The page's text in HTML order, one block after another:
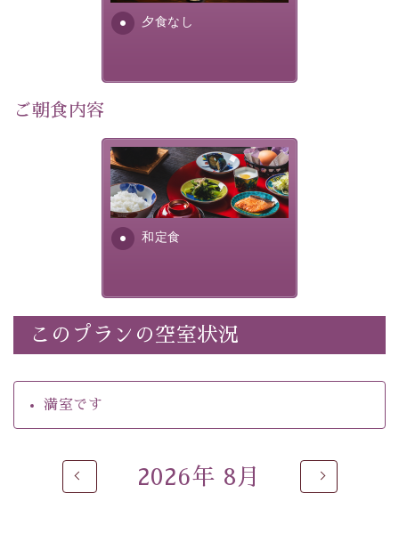
滞在いただけるよう
30項目以上からなる独自の衛生・消毒プログラムの基、
徹底した衛生管理を行っております。
-------------------------------------------------
・宿泊料金5%OFF
・諏訪大社4社を巡る無料参拝バス（事前予約制）
・館内着をご用意
・就寝用パジャマをご用意
・館内フリーWi-Fi
・駐車場完備
・チェックイン15時、チェックアウト10時
【お食事】
夕食なし
ご朝食内容
和定食
さっぱりとした和食膳に使わ
れる食材は、諏訪の名産品を
ふんだんに取り入れ、安心・
安全を心掛けた長野県産...
このプランの空室状況
満室です
2026年 8月